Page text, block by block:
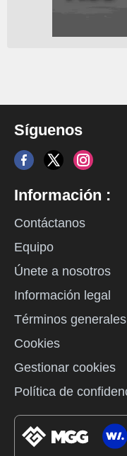
Síguenos
Información :
Contáctanos
Equipo
Únete a nosotros
Información legal
Términos
Cookies
Gestionar cookies
Política de